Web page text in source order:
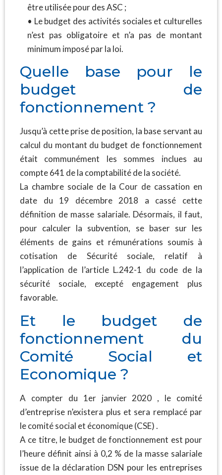
être utilisée pour des ASC ;
• Le budget des activités sociales et culturelles
n’est pas obligatoire et n’a pas de montant
minimum imposé par la loi.
Quelle base pour le
budget de
fonctionnement ?
Jusqu’à cette prise de position, la base servant au
calcul du montant du budget de fonctionnement
était communément les sommes inclues au
compte 641 de la comptabilité de la société.
La chambre sociale de la Cour de cassation en
date du 19 décembre 2018 a cassé cette
définition de masse salariale. Désormais, il faut,
pour calculer la subvention, se baser sur les
éléments de gains et rémunérations soumis à
cotisation de Sécurité sociale, relatif à
l’application de l’article L.242-1 du code de la
sécurité sociale, excepté engagement plus
favorable.
Et le budget de
fonctionnement du
Comité Social et
Economique ?
A compter du 1er janvier 2020 , le comité
d’entreprise n’existera plus et sera remplacé par
le comité social et économique (CSE) .
A ce titre, le budget de fonctionnement est pour
l’heure définit ainsi à 0,2 % de la masse salariale
issue de la déclaration DSN pour les entreprises